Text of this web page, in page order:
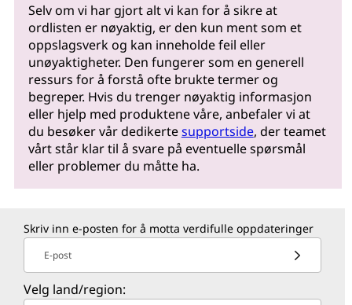
Selv om vi har gjort alt vi kan for å sikre at
ordlisten er nøyaktig, er den kun ment som et
oppslagsverk og kan inneholde feil eller
unøyaktigheter. Den fungerer som en generell
ressurs for å forstå ofte brukte termer og
begreper. Hvis du trenger nøyaktig informasjon
eller hjelp med produktene våre, anbefaler vi at
du besøker vår dedikertesupportside, der teamet
vårt står klar til å svare på eventuelle spørsmål
eller problemer du måtte ha.
Skriv inn e-posten for å motta verdifulle oppdateringer
E-post
Velg land/region: